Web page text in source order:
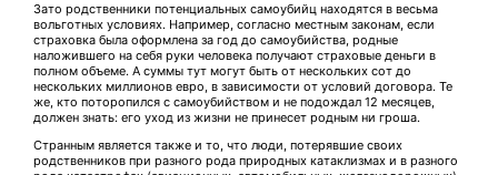
Зато родственники потенциальных самоубийц находятся в весьма
вольготных условиях. Например, согласно местным законам, если
страховка была оформлена за год до самоубийства, родные
наложившего на себя руки человека получают страховые деньги в
полном объеме. А суммы тут могут быть от нескольких сот до
нескольких миллионов евро, в зависимости от условий договора. Те
же, кто поторопился с самоубийством и не подождал 12 месяцев,
должен знать: его уход из жизни не принесет родным ни гроша.
Странным является также и то, что люди, потерявшие своих
родственников при разного рода природных катаклизмах и в разного